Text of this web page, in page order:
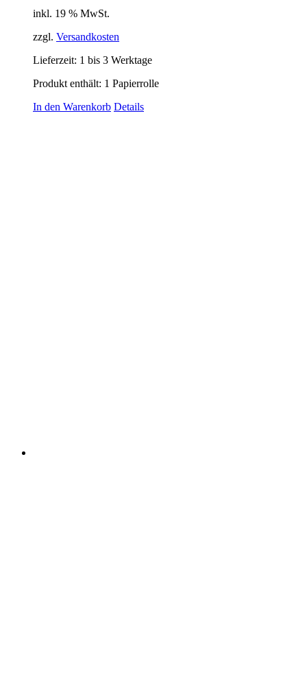
inkl. 19 % MwSt.
zzgl. Versandkosten
Lieferzeit: 1 bis 3 Werktage
Produkt enthält: 1 Papierrolle
In den Warenkorb Details